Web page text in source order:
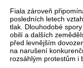
Fiala zároveň
posledních letech
tlak. Dlouhodobé
obilí a dalších
před levnějším
na narušení
rozsáhlým protestům i